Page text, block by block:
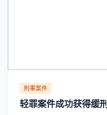
刑事案件
轻罪案件成功获得缓刑